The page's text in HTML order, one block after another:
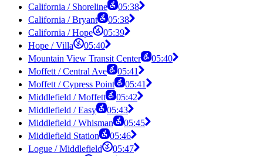
California / Shoreline
05:38
California / Bryant
05:38
California / Hope
05:39
Hope / Villa
05:40
Mountain View Transit Center
05:40
Moffett / Central Ave
05:41
Moffett / Cypress Point
05:41
Middlefield / Moffett
05:42
Middlefield / Easy
05:43
Middlefield / Whisman
05:45
Middlefield Station
05:46
Logue / Middlefield
05:47